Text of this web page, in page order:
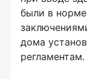
были в
дома
регламентам.